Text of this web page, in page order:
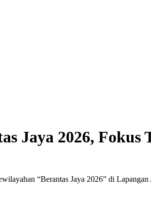
Jaya 2026, Fokus
“Berantas Jaya 2026” di